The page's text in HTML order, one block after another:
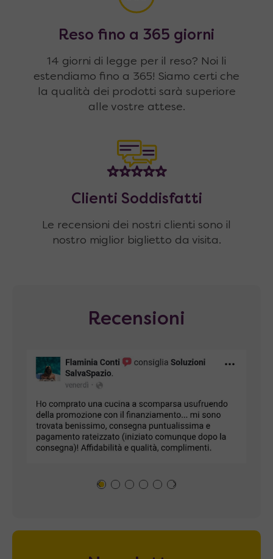
Reso fino a 365 giorni
14 giorni di legge per il reso? Noi li
estendiamo fino a 365! Siamo certi che
la qualità dei prodotti sarà superiore
alle vostre attese.
Clienti Soddisfatti
Le recensioni dei nostri clienti sono il
nostro miglior biglietto da visita.
Recensioni